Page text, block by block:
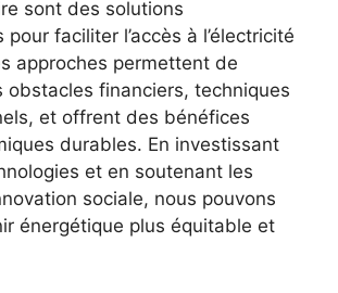
sont des solutions
faciliter l’accès ‌à l’électricité
approches permettent de
⁣obstacles financiers, techniques
et offrent des bénéfices
durables. En investissant
et en soutenant les
sociale, nous ⁢pouvons
énergétique plus équitable et